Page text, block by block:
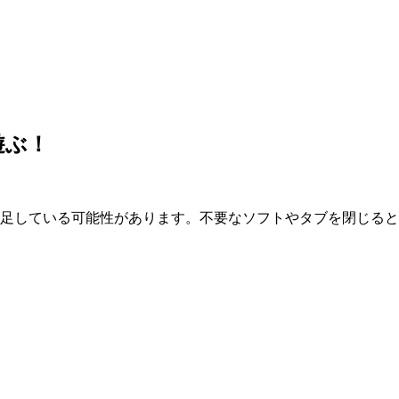
！
している可能性があります。不要なソフトやタブを閉じると